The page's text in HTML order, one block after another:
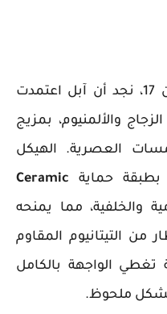
، نجد أن آبل اعتمدت
والألمنيوم، بمزيج
العصرية. الهيكل
حماية Ceramic
والخلفية، مما يمنحه
من التيتانيوم المقاوم
الواجهة بالكامل
ملحوظ.